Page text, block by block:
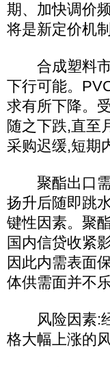
期、加快调价
将是新定价机
合成塑料市
下行可能。
求有所下降。
随之下跌,直至
采购迟缓,短期
聚酯出口需
扬升后随即跳
键性因素。聚
国内信贷收紧
因此内需表面
体供需面并不乐
风险因素:经
格大幅上涨的风